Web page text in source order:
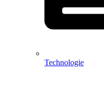
Technologie